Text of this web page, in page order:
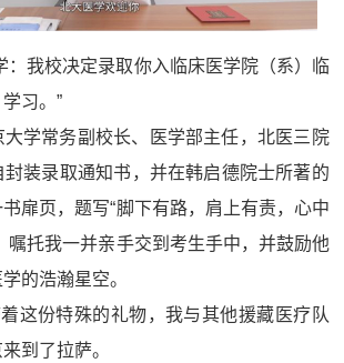
：我校决定录取你入临床医学院（系）临
习。”
大学常务副校长、医学部主任，北医三院
封装录取通知书，并在韩启德院士所著的
书扉页，题写“脚下有路，肩上有责，心中
嘱托我一并亲手交到考生手中，并鼓励他
的浩瀚星空。
这份特殊的礼物，我与其他援藏医疗队
到了拉萨。